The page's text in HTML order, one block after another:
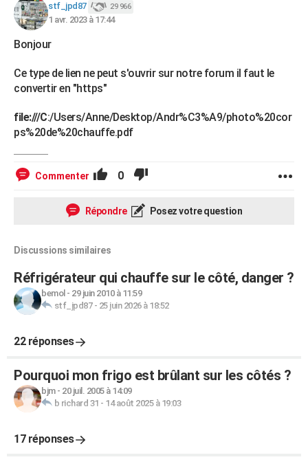
stf_jpd87 29 966
1 avr. 2023 à 17:44
Bonjour
Ce type de lien ne peut s'ouvrir sur notre forum il faut le
convertir en "https"
file:///C:/Users/Anne/Desktop/Andr%C3%A9/photo%20cor
ps%20de%20chauffe.pdf
Commenter 0
Répondre Posez votre question
Discussions similaires
Réfrigérateur qui chauffe sur le côté, danger ?
bemol - 29 juin 2010 à 11:59
stf_jpd87- 25 juin 2026 à 18:52
22 réponses
Pourquoi mon frigo est brûlant sur les côtés ?
bjm- 20 juil. 2005 à 14:09
b richard 31 - 14 août 2025 à 19:03
17 réponses